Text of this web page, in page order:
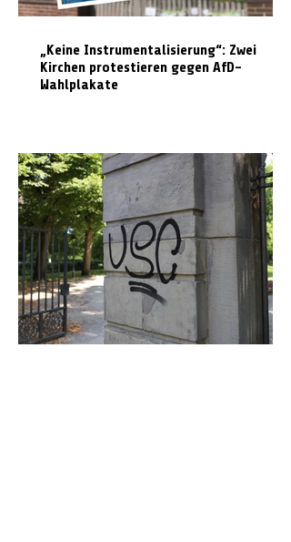
„Keine Instrumentalisierung“: Zwei
Kirchen protestieren gegen AfD-
Wahlplakate